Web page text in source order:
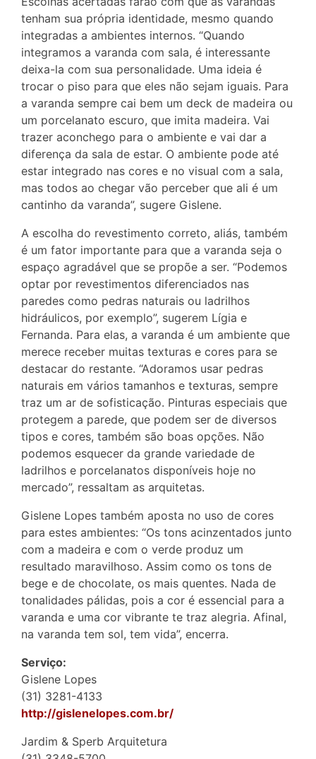
tenham sua própria identidade, mesmo quando
integradas a ambientes internos. “Quando
integramos a varanda com sala, é interessante
deixa-la com sua personalidade. Uma ideia é
trocar o piso para que eles não sejam iguais. Para
a varanda sempre cai bem um deck de madeira ou
um porcelanato escuro, que imita madeira. Vai
trazer aconchego para o ambiente e vai dar a
diferença da sala de estar. O ambiente pode até
estar integrado nas cores e no visual com a sala,
mas todos ao chegar vão perceber que ali é um
cantinho da varanda”, sugere Gislene.
A escolha do revestimento correto, aliás, também
é um fator importante para que a varanda seja o
espaço agradável que se propõe a ser. “Podemos
optar por revestimentos diferenciados nas
paredes como pedras naturais ou ladrilhos
hidráulicos, por exemplo”, sugerem Lígia e
Fernanda. Para elas, a varanda é um ambiente que
merece receber muitas texturas e cores para se
destacar do restante. “Adoramos usar pedras
naturais em vários tamanhos e texturas, sempre
traz um ar de sofisticação. Pinturas especiais que
protegem a parede, que podem ser de diversos
tipos e cores, também são boas opções. Não
podemos esquecer da grande variedade de
ladrilhos e porcelanatos disponíveis hoje no
mercado”, ressaltam as arquitetas.
Gislene Lopes também aposta no uso de cores
para estes ambientes: “Os tons acinzentados junto
com a madeira e com o verde produz um
resultado maravilhoso. Assim como os tons de
bege e de chocolate, os mais quentes. Nada de
tonalidades pálidas, pois a cor é essencial para a
varanda e uma cor vibrante te traz alegria. Afinal,
na varanda tem sol, tem vida”, encerra.
Serviço:
Gislene Lopes
(31) 3281-4133
http://gislenelopes.com.br/
Jardim & Sperb Arquitetura